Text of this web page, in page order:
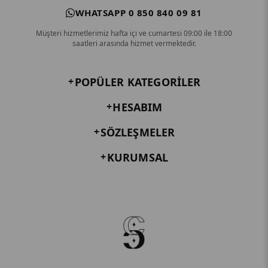
WHATSAPP 0 850 840 09 81
Müşteri hizmetlerimiz hafta içi ve cumartesi 09:00 ile 18:00
saatleri arasında hizmet vermektedir.
POPÜLER KATEGORILER
HESABIM
SÖZLEŞMELER
KURUMSAL